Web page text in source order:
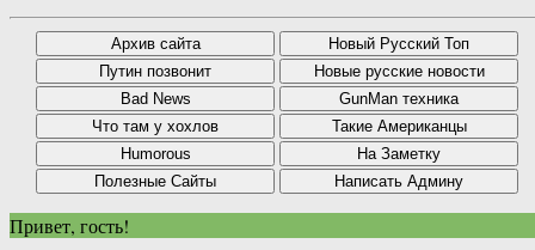
Привет, гость!